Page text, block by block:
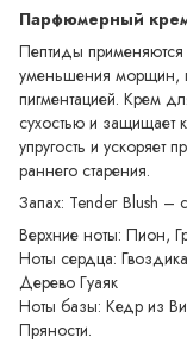
Парфюмерный
Пептиды
уменьшения морщин,
пигментацией. Крем
сухостью и защищает
упругость и ускоряет
раннего старения.
Запах: Tender Blush –
Верхние ноты: Пион,
Ноты сердца:
Дерево Гуаяк
Ноты базы: Кедр из
Пряности.